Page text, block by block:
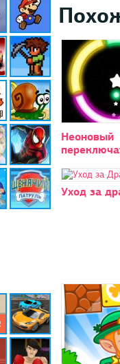
Неоновый
Уход за